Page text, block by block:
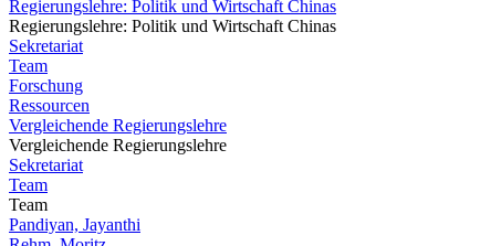
Regierungslehre: Politik und Wirtschaft Chinas
Regierungslehre: Politik und Wirtschaft Chinas
Sekretariat
Team
Forschung
Ressourcen
Vergleichende Regierungslehre
Vergleichende Regierungslehre
Sekretariat
Team
Team
Pandiyan, Jayanthi